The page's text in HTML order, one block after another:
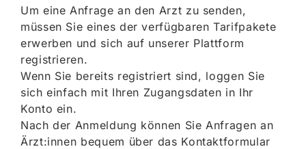
Um eine Anfrage an den Arzt zu senden,
müssen Sie eines der verfügbaren Tarifpakete
erwerben und sich auf unserer Plattform
registrieren.
Wenn Sie bereits registriert sind, loggen Sie
sich einfach mit Ihren Zugangsdaten in Ihr
Konto ein.
Nach der Anmeldung können Sie Anfragen an
Ärzt:innen bequem über das Kontaktformular